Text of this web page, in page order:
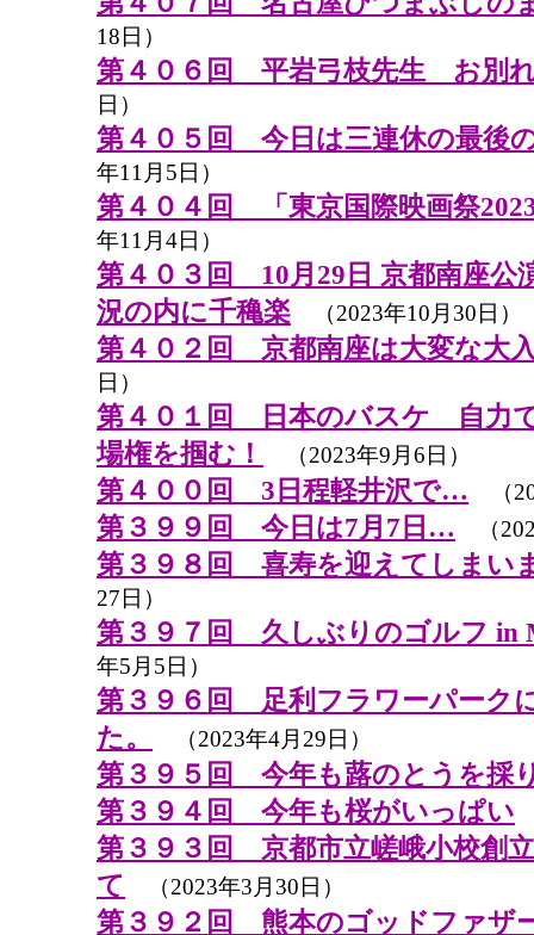
18日）
第４０６回 平岩弓枝先生 お別
日）
第４０５回 今日は三連休の最後
年11月5日）
第４０４回 「東京国際映画祭
年11月4日）
第４０３回 10月29日 京都南座
況の内に千穐楽 （2023年10月30日）
第４０２回 京都南座は大変な大
日）
第４０１回 日本のバスケ 自力
場権を掴む！
（2023年9月6日）
第４００回 3日程軽井沢で… （
第３９９回 今日は7月7日… （
第３９８回 喜寿を迎えてしまい
27日）
第３９７回 久しぶりのゴルフ
年5月5日）
第３９６回 足利フラワーパーク
た。
（2023年4月29日）
第３９５回 今年も蕗のとうを採
第３９４回 今年も桜がいっぱい
第３９３回 京都市立嵯峨小校創
て （2023年3月30日）
第３９２回 熊本のゴッドファザ